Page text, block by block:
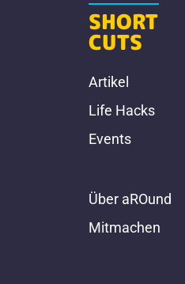
SHORT
CUTS
Artikel
Life Hacks
Events
Über aROund
Mitmachen